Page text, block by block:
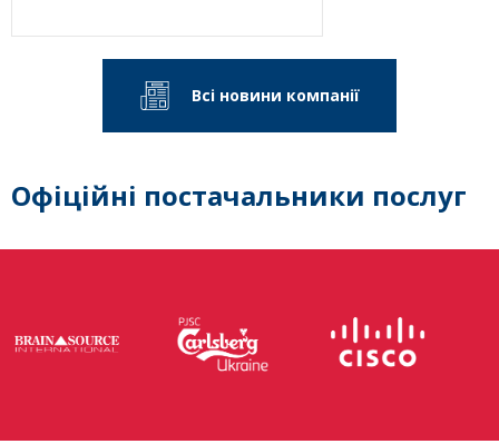
Всі новини компанії
Офіційні постачальники послуг